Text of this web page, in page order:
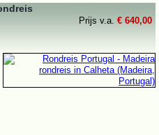
Prijs v.a. € 640,00